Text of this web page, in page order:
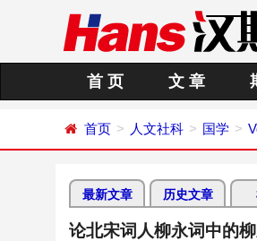
首 页 文 章
首页 人文社科 国学
最新文章 历史文章
论北宋词人柳永词中的